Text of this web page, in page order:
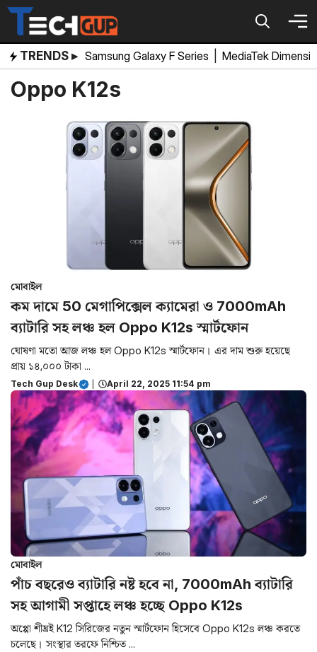
Skip
content
TRENDS ▸ Samsung Galaxy F Series MediaTek
Oppo K12s
মোবাইল
কম দামে 50 মেগাপিক্সেল ক্যামেরা ও 7000mAh
ব্যাটারি সহ লঞ্চ হল Oppo K12s স্মার্টফোন
ঘোষণা মতো আজ লঞ্চ হল Oppo K12s স্মার্টফোন। এর দাম শুরু হয়েছে
প্রায় ১৪,০০০ টাকা ...
Tech Gup Desk April 22, 2025 11:54 pm
মোবাইল
পাঁচ বছরেও ব্যাটারি নষ্ট হবে না, 7000mAh ব্যাটারি
সহ আগামী সপ্তাহে লঞ্চ হচ্ছে Oppo K12s
অপ্পো শীঘ্রই K12 সিরিজের নতুন স্মার্টফোন হিসেবে Oppo K12s লঞ্চ করতে
চলেছে। সংস্থার তরফে নিশ্চিত ...